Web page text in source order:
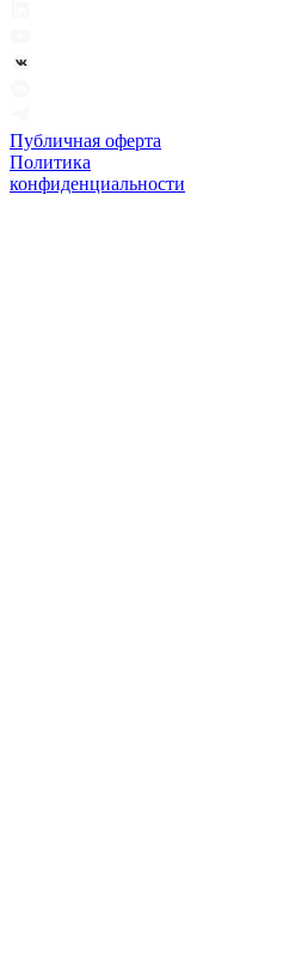
Публичная оферта
Политика
конфиденциальности